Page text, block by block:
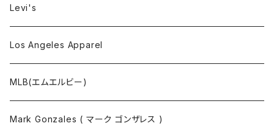
靴下
Levi's
Los Angeles Apparel
MLB(エムエルビー)
Mark Gonzales ( マーク ゴンザレス )